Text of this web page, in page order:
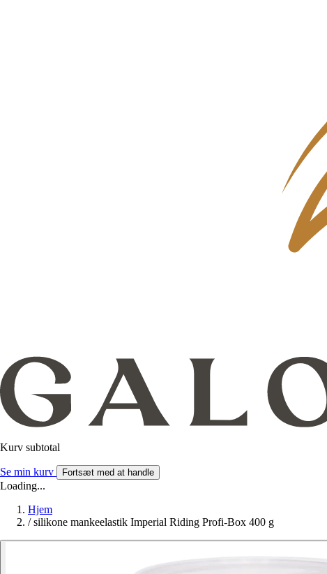
Kurv subtotal
Se min kurv Fortsæt med at handle
Loading...
Hjem
/ silikone mankeelastik Imperial Riding Profi-Box 400 g